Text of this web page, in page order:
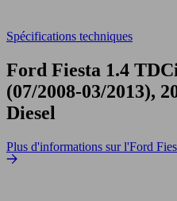
Spécifications techniques
Ford Fiesta 1.4
(07/2008-03/2013),
Diesel
Plus d'informations sur l'Ford